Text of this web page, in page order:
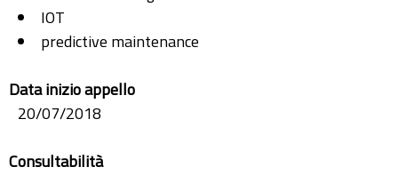
IOT
predictive maintenance
Data inizio appello
20/07/2018
Consultabilità